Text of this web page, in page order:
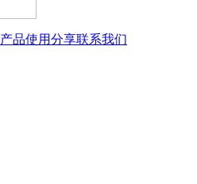
产品使用分享联系我们